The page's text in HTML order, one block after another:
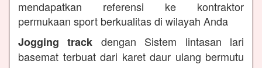
mendapatkan referensi ke kontraktor
permukaan sport berkualitas di wilayah Anda
Jogging track dengan Sistem lintasan lari
basemat terbuat dari karet daur ulang bermutu